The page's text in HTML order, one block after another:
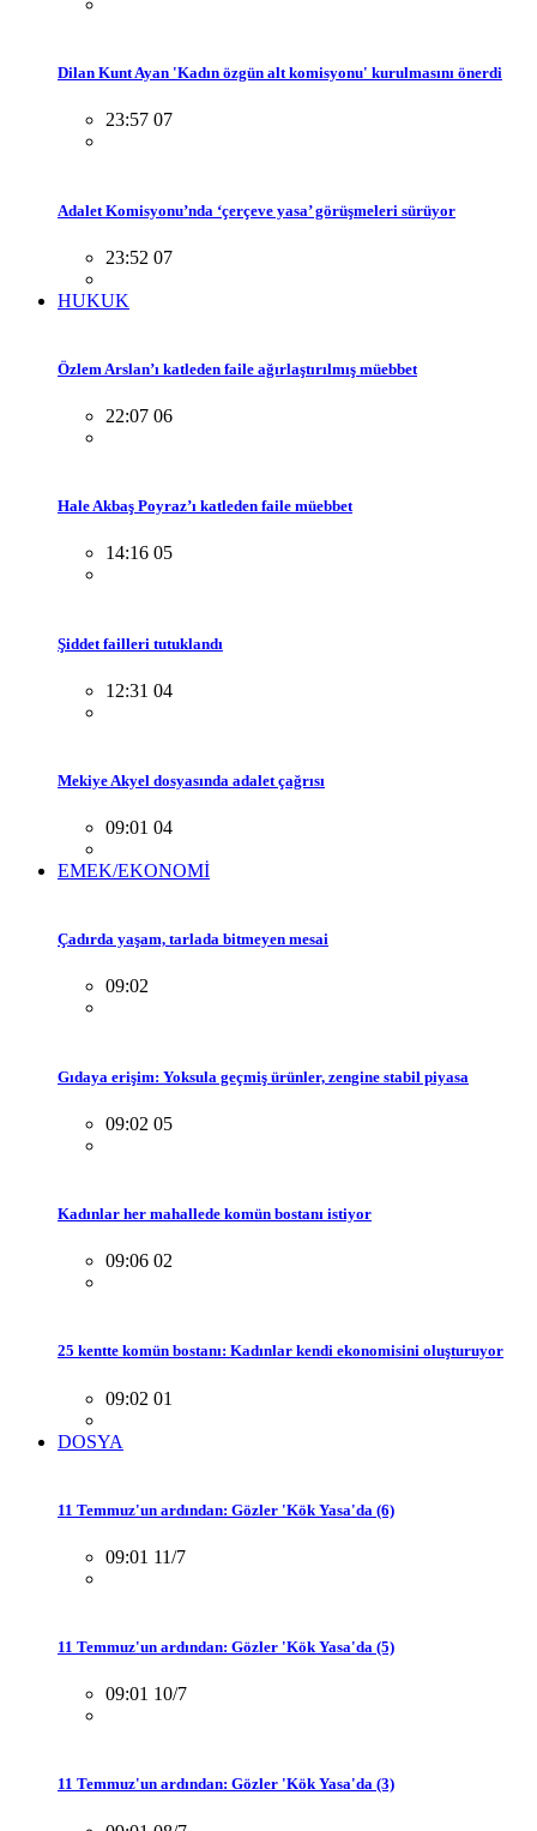
Dilan Kunt Ayan 'Kadın özgün alt komisyonu' kurulmasını önerdi
23:57 07
Adalet Komisyonu’nda ‘çerçeve yasa’ görüşmeleri sürüyor
23:52 07
HUKUK
Özlem Arslan’ı katleden faile ağırlaştırılmış müebbet
22:07 06
Hale Akbaş Poyraz’ı katleden faile müebbet
14:16 05
Şiddet failleri tutuklandı
12:31 04
Mekiye Akyel dosyasında adalet çağrısı
09:01 04
EMEK/EKONOMİ
Çadırda yaşam, tarlada bitmeyen mesai
09:02
Gıdaya erişim: Yoksula geçmiş ürünler, zengine stabil piyasa
09:02 05
Kadınlar her mahallede komün bostanı istiyor
09:06 02
25 kentte komün bostanı: Kadınlar kendi ekonomisini oluşturuyor
09:02 01
DOSYA
11 Temmuz'un ardından: Gözler 'Kök Yasa'da (6)
09:01 11/7
11 Temmuz'un ardından: Gözler 'Kök Yasa'da (5)
09:01 10/7
11 Temmuz'un ardından: Gözler 'Kök Yasa'da (3)